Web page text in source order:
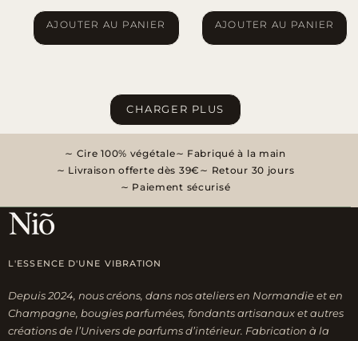
AJOUTER AU PANIER AJOUTER AU PANIER
CHARGER PLUS
Cire 100% végétale
Fabriqué à la main
Livraison offerte dès 39€
Retour 30 jours
Paiement sécurisé
L'ESSENCE D'UNE VIBRATION
Depuis 2024, nous créons, dans nos ateliers en Normandie et en
Champagne, bougies parfumées, fondants artisanaux et autres
créations de l’Univers de parfums d’intérieur. Fabrication à la